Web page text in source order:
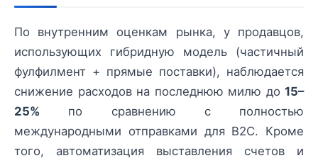
По внутренним оценкам рынка, у продавцов,
использующих гибридную модель (частичный
фулфилмент + прямые поставки), наблюдается
снижение расходов на последнюю милю до 15–
25% по сравнению с полностью
международными отправками для B2C. Кроме
того, автоматизация выставления счетов и